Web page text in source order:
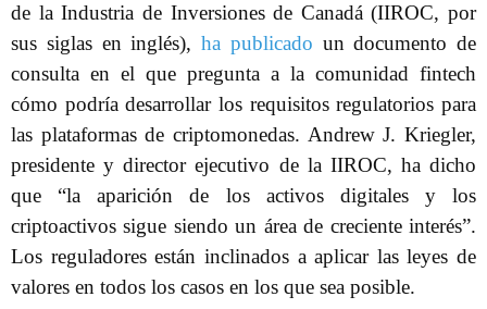
de la Industria de Inversiones de Canadá (IIROC, por
sus siglas en inglés), ha publicado un documento de
consulta en el que pregunta a la comunidad fintech
cómo podría desarrollar los requisitos regulatorios para
las plataformas de criptomonedas. Andrew J. Kriegler,
presidente y director ejecutivo de la IIROC, ha dicho
que “la aparición de los activos digitales y los
criptoactivos sigue siendo un área de creciente interés”.
Los reguladores están inclinados a aplicar las leyes de
valores en todos los casos en los que sea posible.